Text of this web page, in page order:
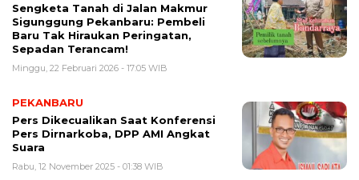
Sengketa Tanah di Jalan Makmur
Sigunggung Pekanbaru: Pembeli
Baru Tak Hiraukan Peringatan,
Sepadan Terancam!
Minggu, 22 Februari 2026 - 17:05 WIB
PEKANBARU
Pers Dikecualikan Saat Konferensi
Pers Dirnarkoba, DPP AMI Angkat
Suara
Rabu, 12 November 2025 - 01:38 WIB